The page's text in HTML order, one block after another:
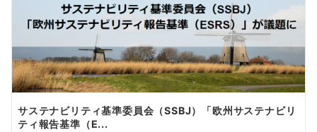
サステナビリティ基準委員会（SSBJ）「欧州サステナビリ
ティ報告基準（E...